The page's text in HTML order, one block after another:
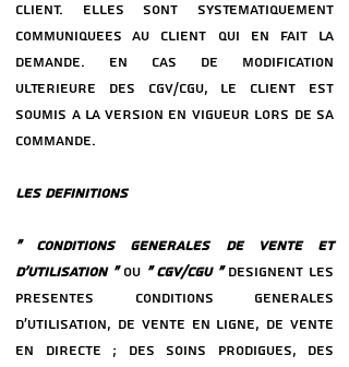
CLIENT. ELLES SONT SYSTeMATIQUEMENT
COMMUNIQUeES AU CLIENT QUI EN FAIT LA
DEMANDE. EN CAS DE MODIFICATION
ULTeRIEURE DES CGV/CGU, LE CLIENT EST
SOUMIS a LA VERSION EN VIGUEUR LORS DE SA
COMMANDE.
LES DeFINITIONS
« CONDITIONS GeNeRALES DE VENTE ET
D'UTILISATION »OU« CGV/CGU »DeSIGNENT LES
PReSENTES CONDITIONS GeNeRALES
D'UTILISATION, DE VENTE EN LIGNE, DE VENTE
EN DIRECTE ; DES SOINS PRODIGUeS, DES